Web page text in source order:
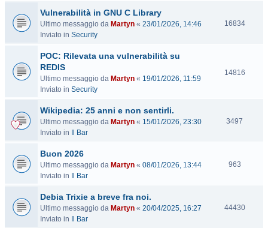
t
Vulnerabilità in GNU C Library
Ultimo messaggio da Martyn « 23/01/2026, 14:46
Inviato in Security
16834V
e
POC: Rilevata una vulnerabilità su
REDIS
Ultimo messaggio da Martyn « 19/01/2026, 11:59
Inviato in Security
14816V
Wikipedia: 25 anni e non sentirli.
Ultimo messaggio da Martyn « 15/01/2026, 23:30
Inviato in
Il Bar
3497
Buon 2026
Ultimo messaggio da Martyn « 08/01/2026, 13:44
Inviato in
Il Bar
963V
t
Debia Trixie a breve fra noi.
Ultimo messaggio da Martyn « 20/04/2025, 16:27
Inviato in
Il Bar
44430V